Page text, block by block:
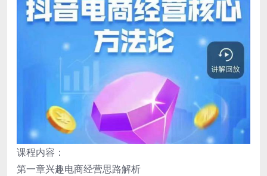
课程内容：
第一章兴趣电商经营思路解析